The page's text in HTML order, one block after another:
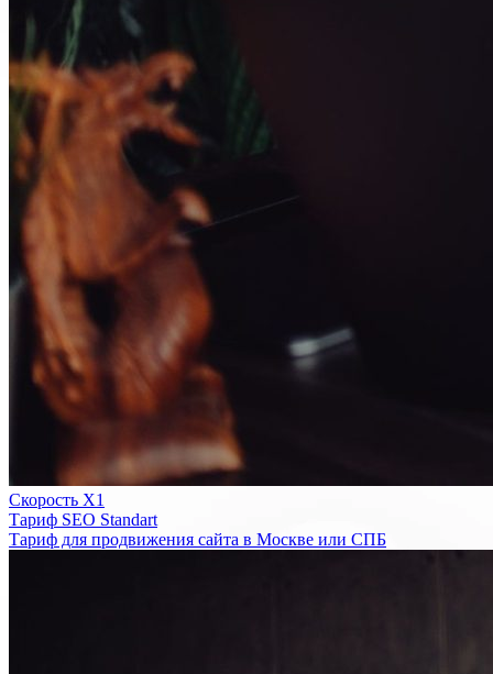
Скорость Х1
Тариф SEO Standart
Тариф для продвижения сайта в Москве или СПБ